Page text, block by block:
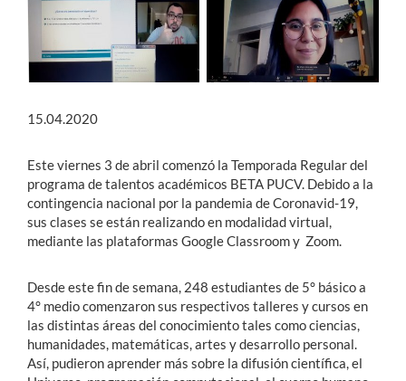
Funcionarios
Alumni
English
15.04.2020
Este viernes 3 de abril comenzó la Temporada Regular del
programa de talentos académicos BETA PUCV. Debido a la
contingencia nacional por la pandemia de Coronavid-19,
sus clases se están realizando en modalidad virtual,
mediante las plataformas Google Classroom y Zoom.
Desde este fin de semana, 248 estudiantes de 5° básico a
4° medio comenzaron sus respectivos talleres y cursos en
las distintas áreas del conocimiento tales como ciencias,
humanidades, matemáticas, artes y desarrollo personal.
Así, pudieron aprender más sobre la difusión científica, el